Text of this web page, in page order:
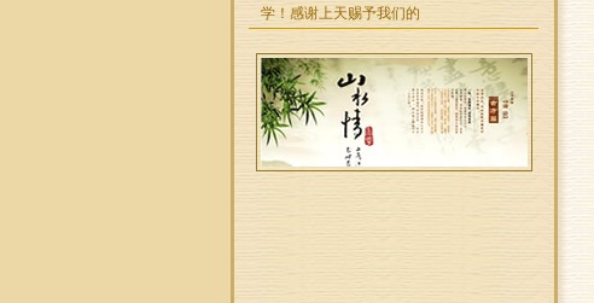
学！感谢上天赐予我们的